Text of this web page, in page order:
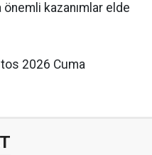
kazanımlar elde
2026 Cuma